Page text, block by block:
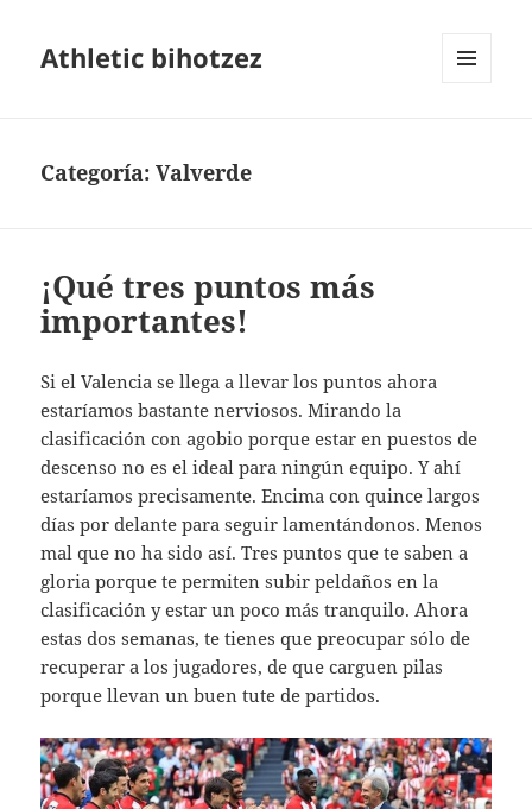
Athletic bihotzez
Categoría:Valverde
¡Qué tres puntos más
importantes!
Si el Valencia se llega a llevar los puntos ahora
estaríamos bastante nerviosos. Mirando la
clasificación con agobio porque estar en puestos de
descenso no es el ideal para ningún equipo. Y ahí
estaríamos precisamente. Encima con quince largos
días por delante para seguir lamentándonos. Menos
mal que no ha sido así. Tres puntos que te saben a
gloria porque te permiten subir peldaños en la
clasificación y estar un poco más tranquilo. Ahora
estas dos semanas, te tienes que preocupar sólo de
recuperar a los jugadores, de que carguen pilas
porque llevan un buen tute de partidos.